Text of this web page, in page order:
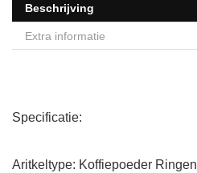
Beschrijving
Extra informatie
Specificatie:
Aritkeltype: Koffiepoeder Ringen